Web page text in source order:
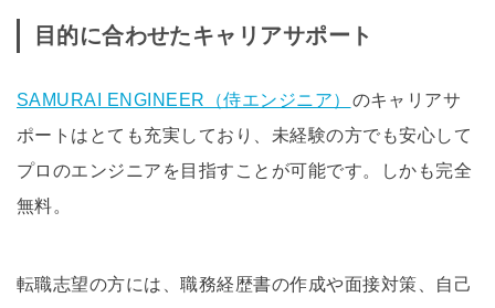
目的に合わせたキャリアサポート
SAMURAI ENGINEER（侍エンジニア） のキャリアサ
ポートはとても充実しており、未経験の方でも安心して
プロのエンジニアを目指すことが可能です。しかも完全
無料。
転職志望の方には、職務経歴書の作成や面接対策、自己